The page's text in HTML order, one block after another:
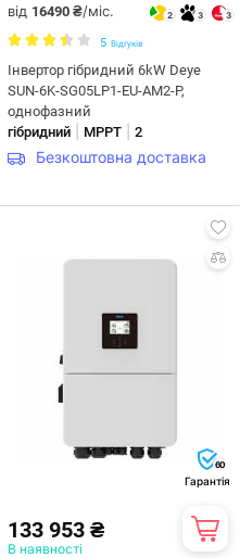
від 16490 ₴/міс. 2 3 3
5 Відгуків
Інвертор гібридний 6kW Deye
SUN-6K-SG05LP1-EU-AM2-P,
однофазний
гібридний
MPPT 2
Безкоштовна доставка
60
Гарантія
133 953 ₴
В наявності